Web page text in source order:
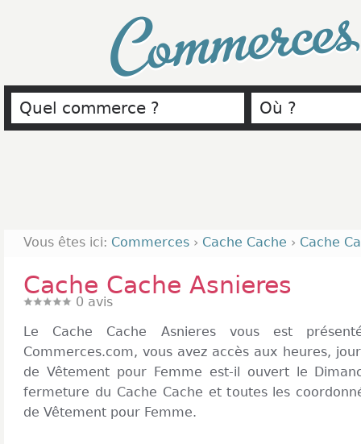
Vous êtes ici: Commerces › Cache Cache › Cache
Cache Cache Asnieres
0 avis
Le Cache Cache Asnieres vous est
Commerces.com, vous avez accès aux heures,
de Vêtement pour Femme est-il ouvert le
fermeture du Cache Cache et toutes les
de Vêtement pour Femme.